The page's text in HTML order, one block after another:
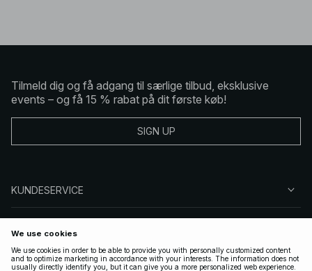
Tilmeld dig og få adgang til særlige tilbud, eksklusive
events – og få 15 % rabat på dit første køb!
SIGN UP
KUNDESERVICE
FØLG OS